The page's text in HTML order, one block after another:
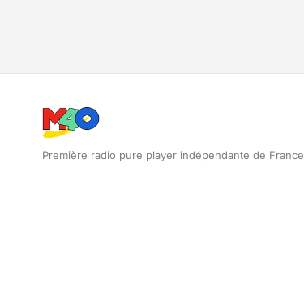
Première radio pure player indépendante de France